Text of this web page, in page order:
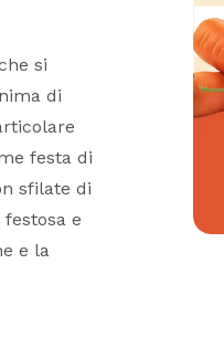
si
di
festa di
sfilate di
e
e la